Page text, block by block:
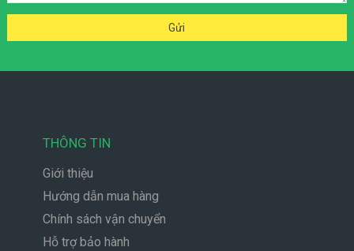
THÔNG TIN
Giới thiệu
Hướng dẫn mua hàng
Chính sách vận chuyển
Hỗ trợ bảo hành